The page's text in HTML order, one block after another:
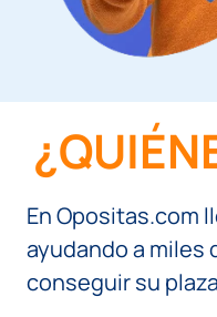
En Opositas.com
ayudando a miles
conseguir su